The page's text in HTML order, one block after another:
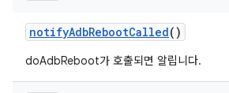
notifyAdbRebootCalled()
doAdbReboot가 호출되면 알립니다.